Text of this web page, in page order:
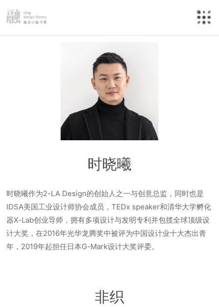
时晓曦
时晓曦作为2-LA Design的创始人之一与创意总监，同时也是
IDSA美国工业设计师协会成员，TEDx speaker和清华大学孵化
器X-Lab创业导师，拥有多项设计与发明专利并包揽全球顶级设
计大奖，在2016年光华龙腾奖中被评为中国设计业十大杰出青
年，2019年起担任日本G-Mark设计大奖评委。
非织